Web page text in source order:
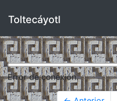
Toltecáyotl
Error de conexión.